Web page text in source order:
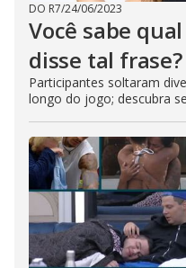
DO R7/24/06/2023
Você sabe
disse tal
Participantes soltaram
longo do jogo; descubra